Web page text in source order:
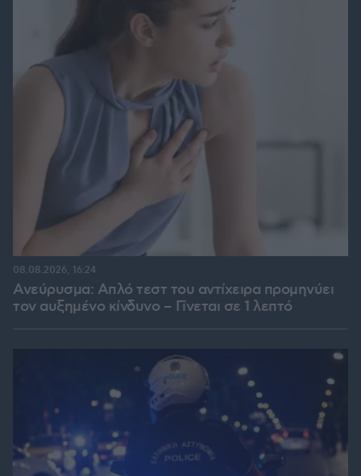
Ανεύρυσμα: Απλό τεστ του αντίχειρα προμηνύει
τον αυξημένο κίνδυνο – Γίνεται σε 1 λεπτό
08.08.2026, 16:24